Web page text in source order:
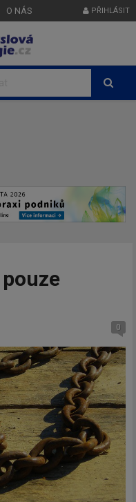
O NÁS PŘIHLÁSIT
0